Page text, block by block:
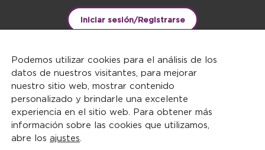
Iniciar sesión/Registrarse
DERECHOS RESERVADOS ©2026
Podemos utilizar cookies para el análisis de los
datos de nuestros visitantes, para mejorar
nuestro sitio web, mostrar contenido
personalizado y brindarle una excelente
experiencia en el sitio web. Para obtener más
información sobre las cookies que utilizamos,
abre los ajustes.